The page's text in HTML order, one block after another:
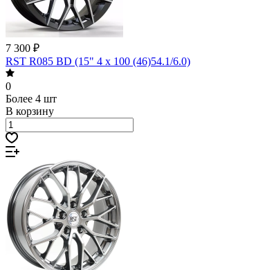
7 300 ₽
RST R085 BD (15" 4 x 100 (46)54.1/6.0)
0
Более 4 шт
В корзину